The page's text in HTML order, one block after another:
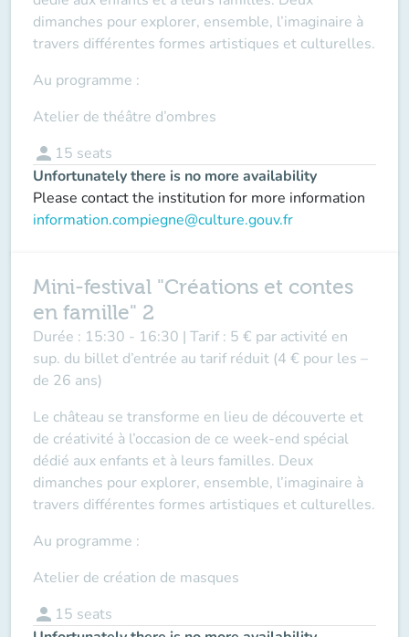
dimanches pour explorer, ensemble, l’imaginaire à
travers différentes formes artistiques et culturelles.
Au programme :
Atelier de théâtre d’ombres
person 15 seats
Unfortunately there is no more availability
Please contact the institution for more information
information.compiegne@culture.gouv.fr
Mini-festival "Créations et contes
en famille" 2
Durée : 15:30 - 16:30 | Tarif : 5 € par activité en
sup. du billet d’entrée au tarif réduit (4 € pour les –
de 26 ans)
Le château se transforme en lieu de découverte et
de créativité à l’occasion de ce week-end spécial
dédié aux enfants et à leurs familles. Deux
dimanches pour explorer, ensemble, l’imaginaire à
travers différentes formes artistiques et culturelles.
Au programme :
Atelier de création de masques
person 15 seats